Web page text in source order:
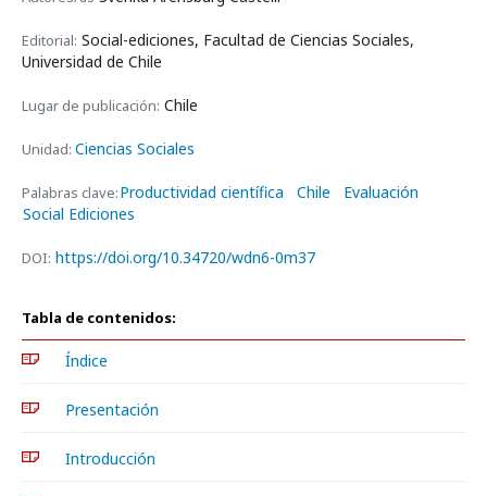
Editorial: Social-ediciones, Facultad de Ciencias Sociales,
Universidad de Chile
Lugar de publicación: Chile
Unidad: Ciencias Sociales
Palabras clave:Productividad científica Chile
Evaluación
Social Ediciones
DOI: https://doi.org/10.34720/wdn6-0m37
Tabla de contenidos:
Índice
Presentación
Introducción